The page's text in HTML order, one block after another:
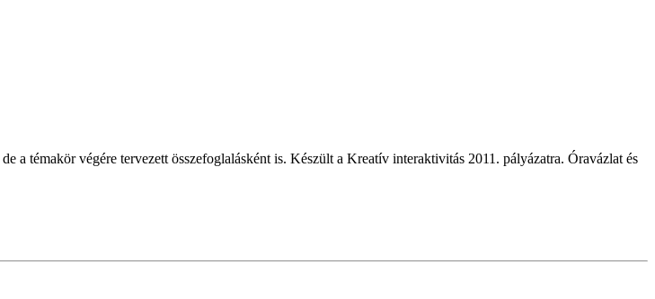
a témakör végére tervezett összefoglalásként is. Készült a Kreatív interaktivitás 2011. pályázatra. Óravázlat és